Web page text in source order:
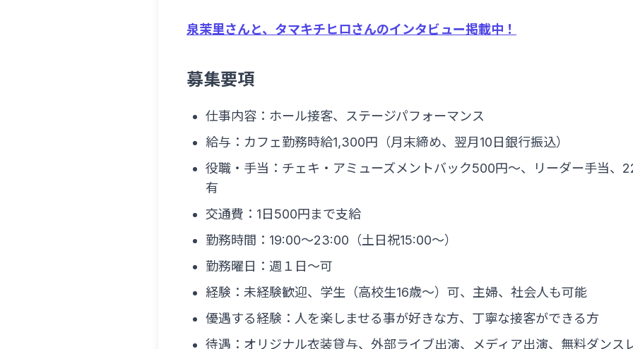
泉茉里さんと、タマキチヒロさんのインタビュー掲載中！
募集要項
仕事内容：ホール接客、ステージパフォーマンス
給与：カフェ勤務時給1,300円（月末締め、翌月10日銀行振込）
役職・手当：チェキ・アミューズメントバック500円～、リーダー手当、
有
交通費：1日500円まで支給
勤務時間：19:00〜23:00（土日祝15:00～）
勤務曜日：週１日～可
経験：未経験歓迎、学生（高校生16歳～）可、主婦、社会人も可能
優遇する経験：人を楽しませる事が好きな方、丁寧な接客ができる方
待遇：オリジナル衣装貸与、外部ライブ出演、メディア出演、無料ダンス